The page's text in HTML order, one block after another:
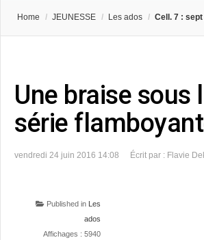
Home / JEUNESSE / Les ados / Cell. 7 :
Une braise sous
série
vendredi 24 juin 2016 14:08 Écrit par : Flavie
Published in
Les
ados
Affichages : 5940